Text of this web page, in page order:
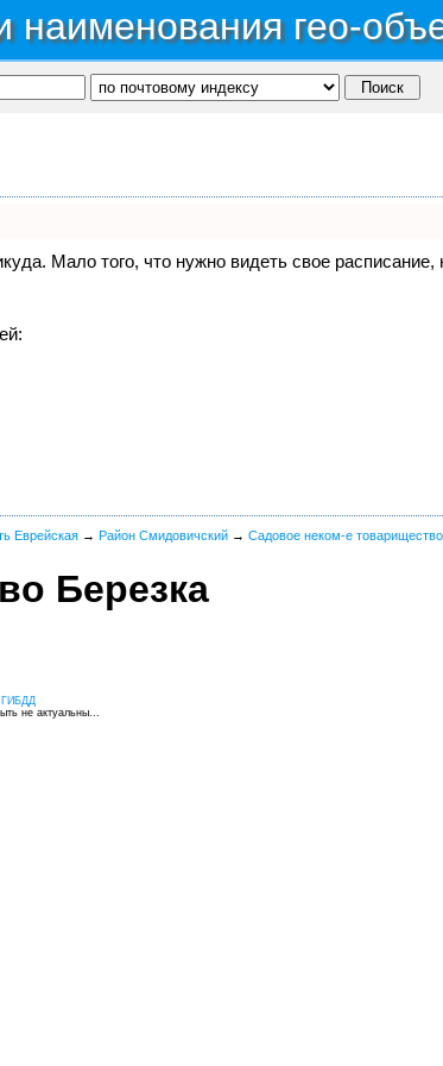
гео-
Мало того, что нужно видеть свое
Еврейская → Район Смидовичский → Садовое неком-е
Березка
ГИБДД
не актуальны...